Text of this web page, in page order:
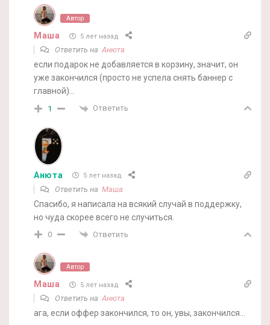
Автор
Маша 5 лет назад
Ответить наАнюта
если подарок не добавляется в корзину, значит, он
уже закончился (просто не успела снять баннер с
главной)…
1 Ответить
Анюта 5 лет назад
Ответить на Маша
Спасибо, я написала на всякий случай в поддержку,
но чуда скорее всего не случиться.
0 Ответить
Автор
Маша 5 лет назад
Ответить наАнюта
ага, если оффер закончился, то он, увы, закончился…